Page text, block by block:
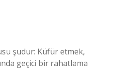
şudur: Küfür etmek,
geçici bir rahatlama